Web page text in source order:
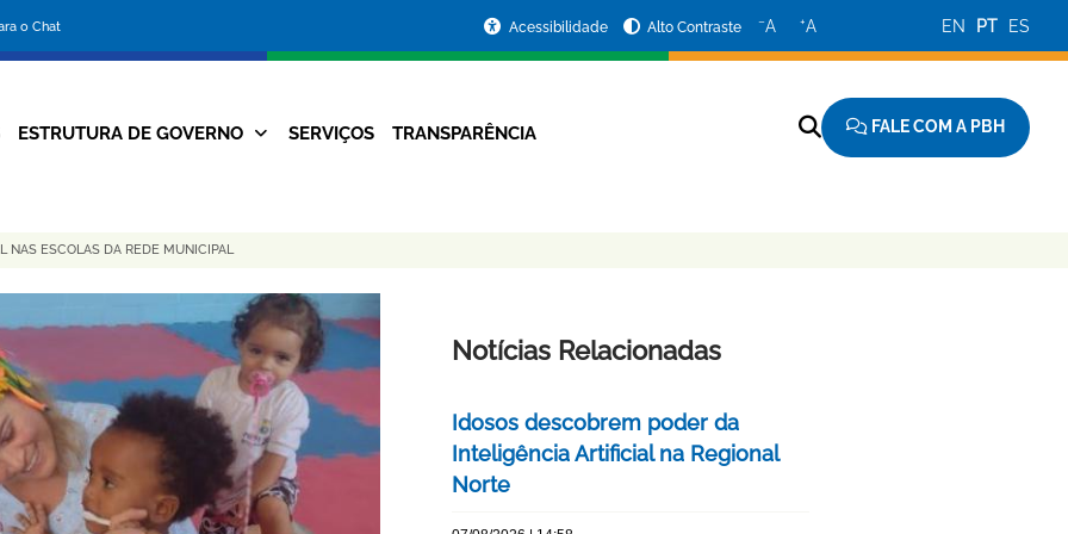
o Chat
da
Prefeitura
Acessibilidade Alto Contraste −A +A EN PT ES
Navegação
ESTRUTURA DE GOVERNO SERVIÇOS TRANSPARÊNCIA FALE COM A PBH
NAS ESCOLAS DA REDE MUNICIPAL
Notícias Relacionadas
Idosos descobrem poder da
Inteligência Artificial na Regional
Norte